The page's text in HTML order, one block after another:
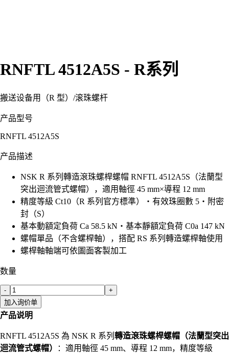
RNFTL 4512A5S - R系列
搬送设备用（R 型） /滚珠螺杆
产品型号
RNFTL 4512A5S
产品描述
NSK R 系列轉造滾珠螺桿螺帽 RNFTL 4512A5S（法蘭型
突出迴流管式螺帽），適用軸徑 45 mm×導程 12 mm
精度等級 Ct10（R 系列官方標準）・有效珠圈數 5・附密
封（S）
基本動額定負荷 Ca 58.5 kN・基本靜額定負荷 C0a 147 kN
螺帽單品（不含螺桿軸），搭配 RS 系列轉造螺桿軸使用
螺桿軸軸端可依圖面客製加工
数量
-
+
加入询价单
产品说明
RNFTL 4512A5S 為 NSK R 系列 轉造滾珠螺桿螺帽（法蘭型突出
迴流管式螺帽）
：適用軸徑 45 mm、導程 12 mm，精度等級